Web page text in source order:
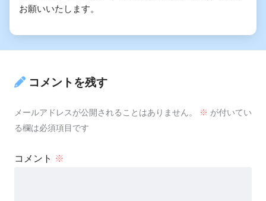
お願いいたします。
コメントを残す
メールアドレスが公開されることはありません。 ※ が付いてい
る欄は必須項目です
コメント ※